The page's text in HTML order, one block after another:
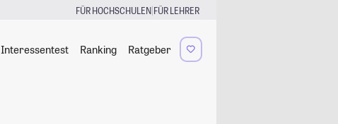
FÜR HOCHSCHULEN|FÜR LEHRER
Interessentest Ranking Ratgeber